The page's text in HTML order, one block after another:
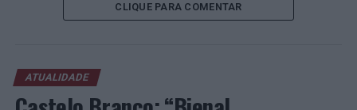
JOÃO JOSÉ
LUXEMBURGO
VOLEIBOL
CLIQUE PARA COMENTAR
ATUALIDADE